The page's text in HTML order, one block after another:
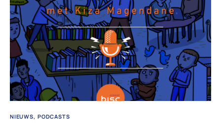
NIEUWS PODCASTS